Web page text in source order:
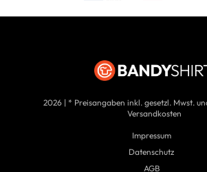
2026 | * Preisangaben inkl. gesetzl. Mwst.
Versandkosten
Impressum
Datenschutz
AGB